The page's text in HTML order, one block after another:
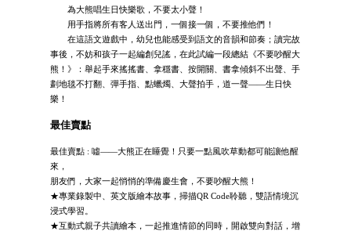
為大熊唱生日快樂歌，不要太小聲！
用手指將所有客人送出門，一個接一個，不要推他們！
在這語文遊戲中，幼兒也能感受到語文的音韻和節奏；讀完故
事後，不妨和孩子一起編創兒謠，在此試編一段總結《不要吵醒大
熊！》：舉起手來搖搖書、拿穩書、按開關、書拿傾斜不出聲、手
劃地毯不打翻、彈手指、點蠟燭、大聲拍手，道一聲——生日快
樂！
最佳賣點
最佳賣點 : 噓——大熊正在睡覺！只要一點風吹草動都可能讓他醒
來，
朋友們，大家一起悄悄的準備慶生會，不要吵醒大熊！
★專業錄製中、英文版繪本故事，掃描QR Code聆聽，雙語情境沉
浸式學習。
★互動式親子共讀繪本，一起推進情節的同時，開啟雙向對話，增